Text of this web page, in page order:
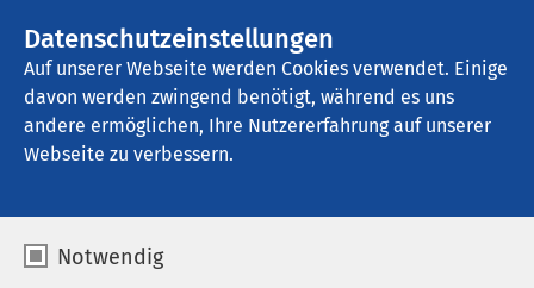
Datenschutzeinstellungen
Auf unserer Webseite werden Cookies verwendet. Einige
davon werden zwingend benötigt, während es uns
andere ermöglichen, Ihre Nutzererfahrung auf unserer
Webseite zu verbessern.
Notwendig
AMEOS Klinikum Bremen